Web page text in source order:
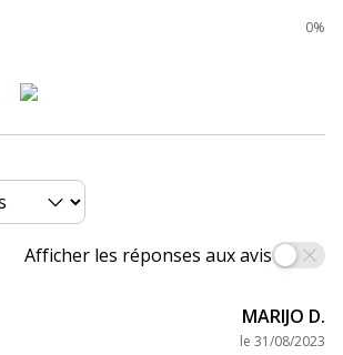
Oui
0%
Afficher les réponses aux avis
MARIJO D.
le 31/08/2023